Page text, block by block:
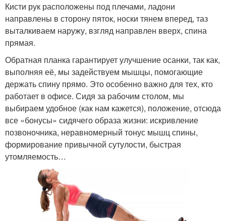
Кисти рук расположены под плечами, ладони
направлены в сторону пяток, носки тянем вперед, таз
выталкиваем наружу, взгляд направлен вверх, спина
прямая.
Обратная планка гарантирует улучшение осанки, так как,
выполняя её, мы задействуем мышцы, помогающие
держать спину прямо. Это особенно важно для тех, кто
работает в офисе. Сидя за рабочим столом, мы
выбираем удобное (как нам кажется), положение, отсюда
все «бонусы» сидячего образа жизни: искривление
позвоночника, неравномерный тонус мышц спины,
формирование привычной сутулости, быстрая
утомляемость…